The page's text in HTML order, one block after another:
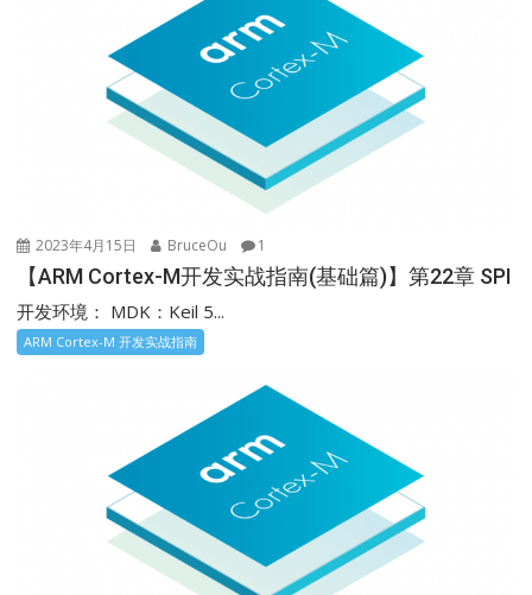
2023年4月15日 BruceOu 1
【ARM Cortex-M开发实战指南(基础篇)】第22章 SPI
开发环境： MDK：Keil 5...
ARM Cortex-M 开发实战指南